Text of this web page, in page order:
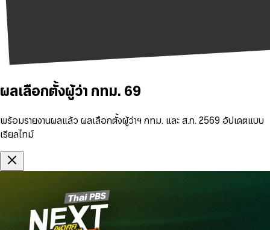
ผลเลือกตั้งผู้ว่า กทม. 69
พร้อมรายงานผลแล้ว ผลเลือกตั้งผู้ว่าฯ กทม. และ ส.ก. 2569 อัปเดตแบบ
เรียลไทม์